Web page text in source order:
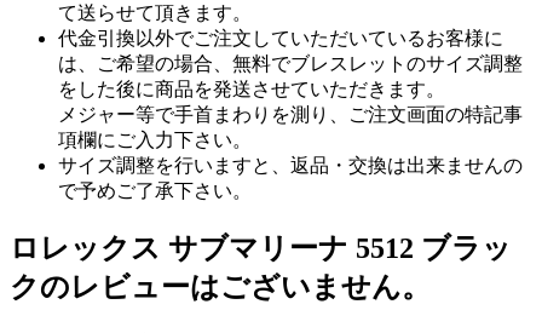
て送らせて頂きます。
代金引換以外でご注文していただいているお客様に
は、ご希望の場合、無料でブレスレットのサイズ調整
をした後に商品を発送させていただきます。
メジャー等で手首まわりを測り、ご注文画面の特記事
項欄にご入力下さい。
サイズ調整を行いますと、返品・交換は出来ませんの
で予めご了承下さい。
ロレックス サブマリーナ 5512 ブラッ
クのレビューはございません。